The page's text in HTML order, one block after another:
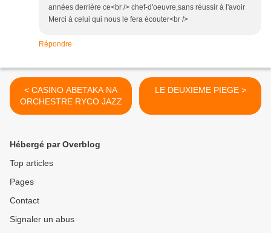
années derrière ce<br /> chef-d'oeuvre,sans réussir à l'avoir
Merci à celui qui nous le fera écouter<br />
Répondre
< CASINO ABETAKA NA
ORCHESTRE RYCO JAZZ
LE DEUXIEME PIEGE >
Hébergé par Overblog
Top articles
Pages
Contact
Signaler un abus